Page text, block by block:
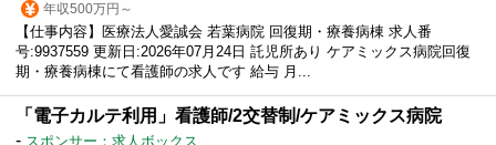
年収500万円～
【仕事内容】医療法人愛誠会 若葉病院 回復期・療養病棟 求人番
号:9937559 更新日:2026年07月24日 託児所あり ケアミックス病院回復
期・療養病棟にて看護師の求人です 給与 月...
「電子カルテ利用」看護師/2交替制/ケアミックス病院
- スポンサー：求人ボックス